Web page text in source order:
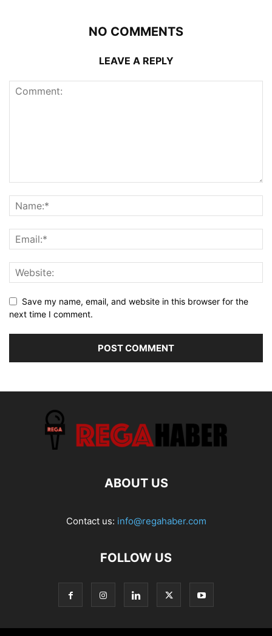
NO COMMENTS
LEAVE A REPLY
Save my name, email, and website in this browser for the
next time I comment.
ABOUT US
Contact us: info@regahaber.com
FOLLOW US